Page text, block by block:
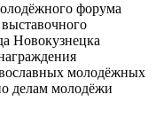
форума
Новокузнецка
молодёжных
делам молодёжи